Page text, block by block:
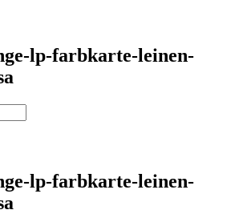
lp-farbkarte-leinen-
lp-farbkarte-leinen-